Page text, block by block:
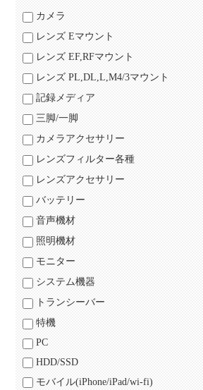
カメラ
レンズ Eマウント
レンズ EF,RFマウント
レンズ PL,DL,L,M4/3マウント
記録メディア
三脚/一脚
カメラアクセサリー
レンズフィルター各種
レンズアクセサリー
バッテリー
音声機材
照明機材
モニター
システム機器
トランシーバー
特機
PC
HDD/SSD
モバイル(iPhone/iPad/wi-fi)